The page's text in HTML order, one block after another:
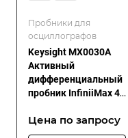
Пробники для
осциллографов
Keysight MX0030A
Активный
дифференциальный
пробник InfiniiMax 4
Цена по запросу